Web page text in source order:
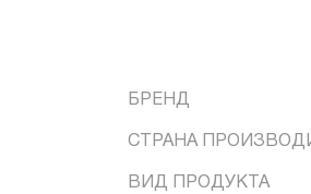
БРЕНД
СТРАНА
ВИД ПРОДУКТА